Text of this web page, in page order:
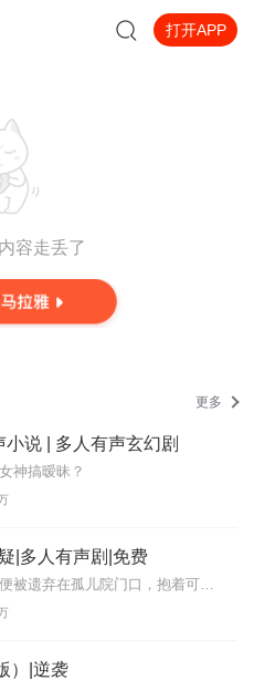
打开APP
容走丢了
更多
说 | 多人有声玄幻剧
神搞暧昧？
|多人有声剧|免费
【内容简介】刚出生便被遗弃在孤儿院门口，抱着可以吃饱穿暖想法的她，却在14岁生...
）|逆袭